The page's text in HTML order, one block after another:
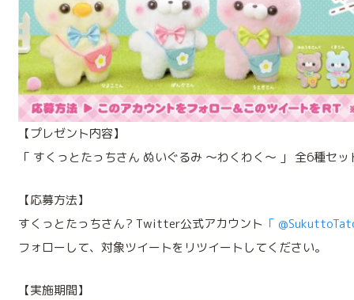
【プレゼント内容】
「 すくっとたっちさん ぬいぐるみ ～わくわく～ 」 全6種セ
【応募方法】
すくっとたっちさん? Twitter公式アカウント 「
フォローして、対象ツイートをリツイートしてください。
【実施期間】